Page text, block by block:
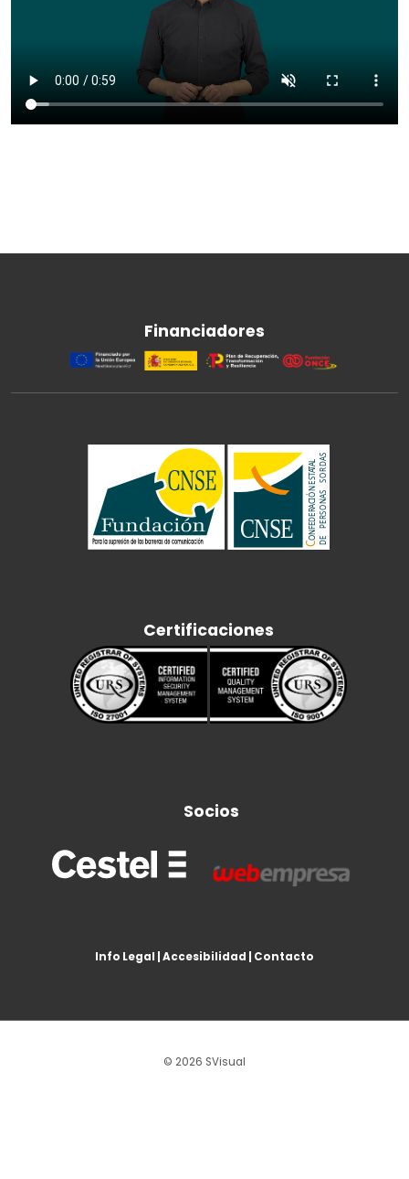
Financiadores
Certificaciones
Socios
Info Legal Accesibilidad Contacto
© 2026 SVisual